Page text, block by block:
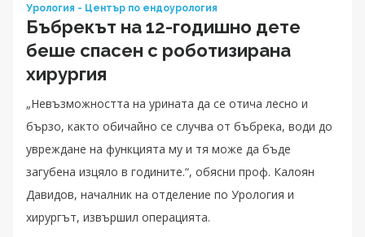
Урология - Център по ендоурология
Бъбрекът на 12-годишно дете
беше спасен с роботизирана
хирургия
„Невъзможността на урината да се отича лесно и
бързо, както обичайно се случва от бъбрека, води до
увреждане на функцията му и тя може да бъде
загубена изцяло в годините.“, обясни проф. Калоян
Давидов, началник на отделение по Урология и
хирургът, извършил операцията.